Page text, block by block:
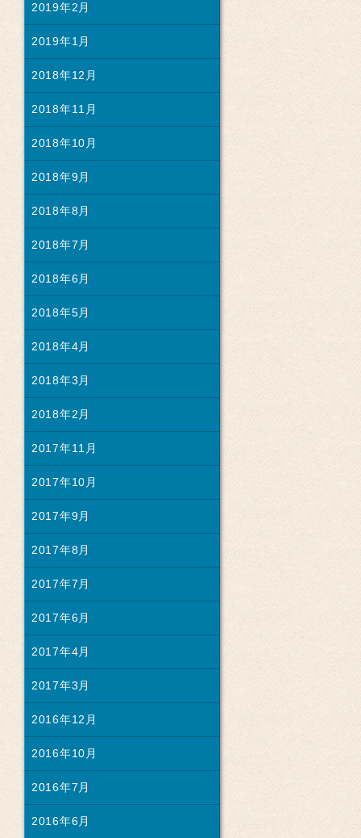
2019年2月
2019年1月
2018年12月
2018年11月
2018年10月
2018年9月
2018年8月
2018年7月
2018年6月
2018年5月
2018年4月
2018年3月
2018年2月
2017年11月
2017年10月
2017年9月
2017年8月
2017年7月
2017年6月
2017年4月
2017年3月
2016年12月
2016年10月
2016年7月
2016年6月